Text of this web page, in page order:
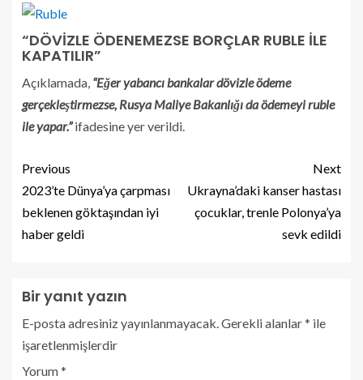
“DÖVİZLE ÖDENEMEZSE BORÇLAR RUBLE İLE
KAPATILIR”
Açıklamada, “Eğer yabancı bankalar dövizle ödeme
gerçekleştirmezse, Rusya Maliye Bakanlığı da ödemeyi ruble
ile yapar.”ifadesine yer verildi.
Previous
2023’te Dünya’ya çarpması
beklenen göktaşından iyi
haber geldi
Next
Ukrayna’daki kanser hastası
çocuklar, trenle Polonya’ya
sevk edildi
Bir yanıt yazın
E-posta adresiniz yayınlanmayacak.Gerekli alanlar* ile
işaretlenmişlerdir
Yorum*